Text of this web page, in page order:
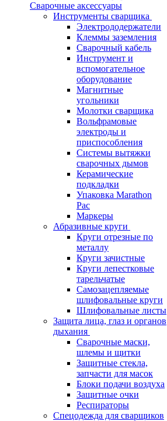
Сварочные аксессуары
Инструменты сварщика
Электрододержатели
Клеммы заземления
Сварочный кабель
Инструмент и
вспомогательное
оборудование
Магнитные
угольники
Молотки сварщика
Вольфрамовые
электроды и
приспособления
Системы вытяжки
сварочных дымов
Керамические
подкладки
Упаковка Marathon
Pac
Маркеры
Абразивные круги
Круги отрезные по
металлу
Круги зачистные
Круги лепестковые
тарельчатые
Самозацепляемые
шлифовальные круги
Шлифовальные листы
Защита лица, глаз и органов
дыхания
Сварочные маски,
шлемы и щитки
Защитные стекла,
запчасти для масок
Блоки подачи воздуха
Защитные очки
Респираторы
Спецодежда для сварщиков